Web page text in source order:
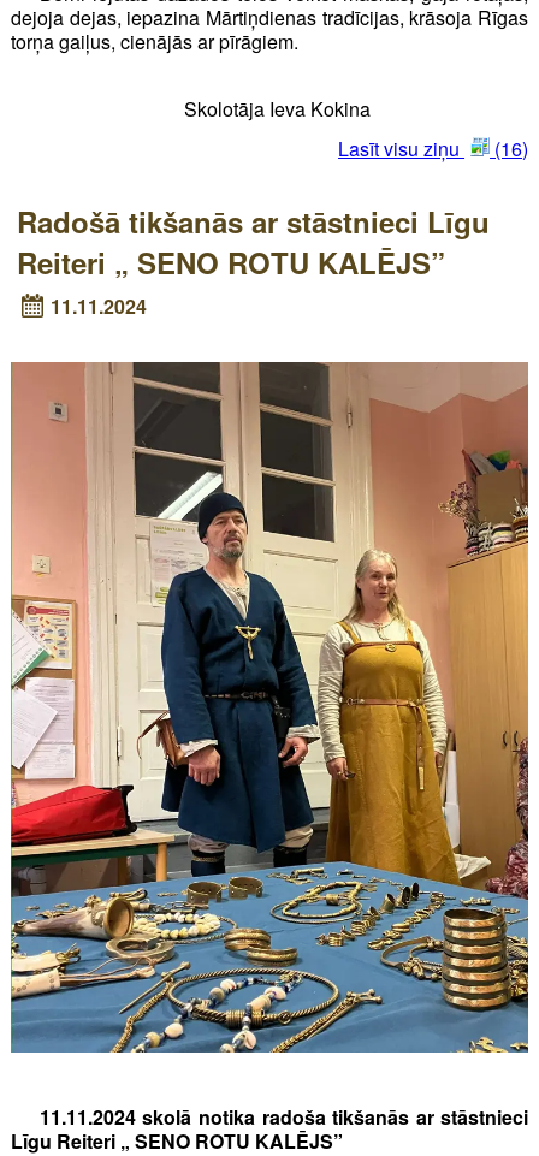
dejoja dejas, iepazina Mārtiņdienas tradīcijas, krāsoja Rīgas
torņa gaiļus, cienājās ar pīrāgiem.
Skolotāja Ieva Kokina
Lasīt visu ziņu
(16)
Radošā tikšanās ar stāstnieci Līgu
Reiteri „ SENO ROTU KALĒJS”
11.11.2024
11.11.2024 skolā notika radoša tikšanās ar stāstnieci
Līgu Reiteri „ SENO ROTU KALĒJS”